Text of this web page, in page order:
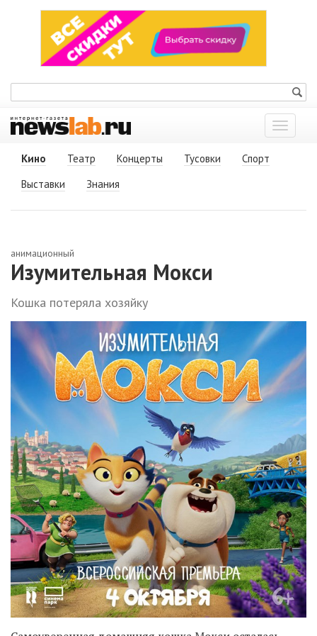
Показать
меню
Кино
Театр Концерты Тусовки
Спорт
Выставки
Знания
анимационный
Изумительная Мокси
Кошка потеряла хозяйку